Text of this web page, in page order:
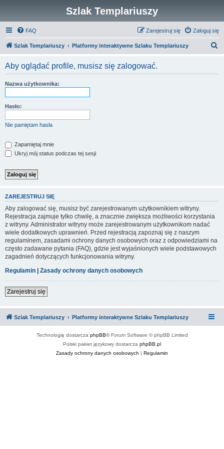
Szlak Templariuszy
FAQ Zaloguj się
Zarejestruj się
Szlak Templariuszy Platformy interaktywne Szlaku Templariuszy
Aby oglądać profile, musisz się zalogować.
Nazwa użytkownika:
Hasło:
Nie pamiętam hasła
Zapamiętaj mnie
Ukryj mój status podczas tej sesji
ZAREJESTRUJ SIĘ
Aby zalogować się, musisz być zarejestrowanym użytkownikiem witryny.
Rejestracja zajmuje tylko chwilę, a znacznie zwiększa możliwości korzystania
z witryny. Administrator witryny może zarejestrowanym użytkownikom nadać
wiele dodatkowych uprawnień. Przed rejestracją zapoznaj się z naszym
regulaminem, zasadami ochrony danych osobowych oraz z odpowiedziami na
często zadawane pytania (FAQ), gdzie jest wyjaśnionych wiele podstawowych
zagadnień dotyczących funkcjonowania witryny.
Regulamin | Zasady ochrony danych osobowych
Zarejestruj się
Szlak Templariuszy Platformy interaktywne Szlaku Templariuszy
Technologię dostarcza phpBB® Forum Software © phpBB Limited
Polski pakiet językowy dostarcza phpBB.pl
Zasady ochrony danych osobowych | Regulamin